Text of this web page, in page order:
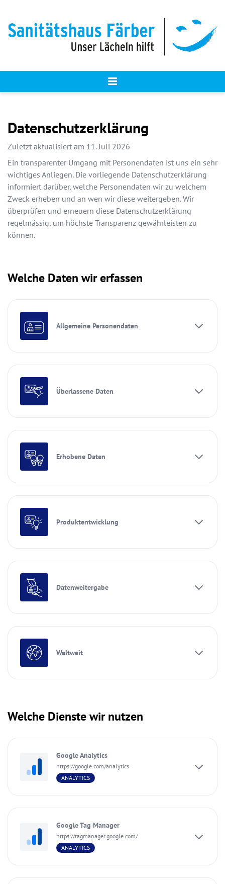
Datenschutzerklärung
Zuletzt aktualisiert am 11. Juli 2026
Ein transparenter Umgang mit Personendaten ist uns ein sehr
wichtiges Anliegen. Die vorliegende Datenschutzerklärung
informiert darüber, welche Personendaten wir zu welchem
Zweck erheben und an wen wir diese weitergeben. Wir
überprüfen und erneuern diese Datenschutzerklärung
regelmässig, um höchste Transparenz gewährleisten zu
können.
Welche Daten wir erfassen
Allgemeine Personendaten
Überlassene Daten
Erhobene Daten
Produktentwicklung
Datenweitergabe
Weltweit
Welche Dienste wir nutzen
Google Analytics
https://google.com/analytics
ANALYTICS
Google Tag Manager
https://tagmanager.google.com/
ANALYTICS